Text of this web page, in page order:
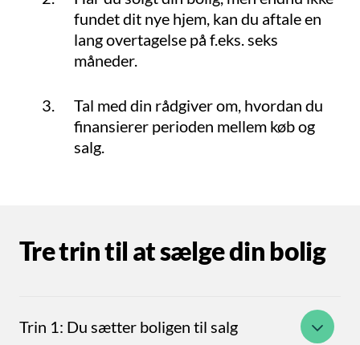
fundet dit nye hjem, kan du aftale en
lang overtagelse på f.eks. seks
måneder.
Tal med din rådgiver om, hvordan du
finansierer perioden mellem køb og
salg.
Tre trin til at sælge din bolig
Trin 1: Du sætter boligen til salg